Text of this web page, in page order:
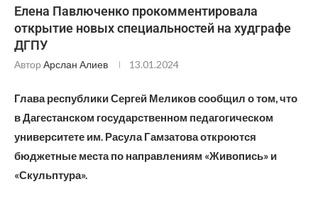
Елена Павлюченко прокомментировала
открытие новых специальностей на худграфе
ДГПУ
Автор Арслан Алиев 13.01.2024
Глава республики Сергей Меликов сообщил о том, что
в Дагестанском государственном педагогическом
университете им. Расула Гамзатова откроются
бюджетные места по направлениям «Живопись» и
«Скульптура».